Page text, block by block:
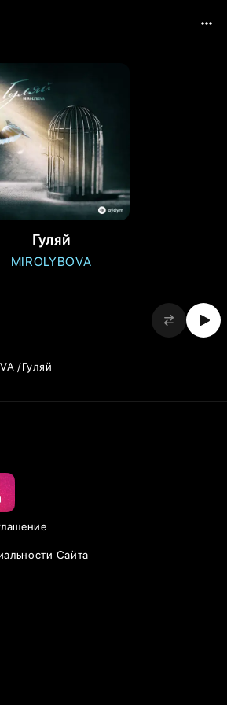
Гуляй
MIROLYBOVA
Гуляй
Сайта